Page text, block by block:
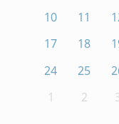
10
11
17
18
24
25
1
2